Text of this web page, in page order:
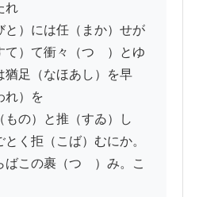
れ
と）には任（まか）せが
て）て衝々（つゝ）とゆ
猶足（なほあし）を早
れ）を
もの）と推（すゐ）し
く拒（こば）むにか。
この裹（つゝ）み。こ